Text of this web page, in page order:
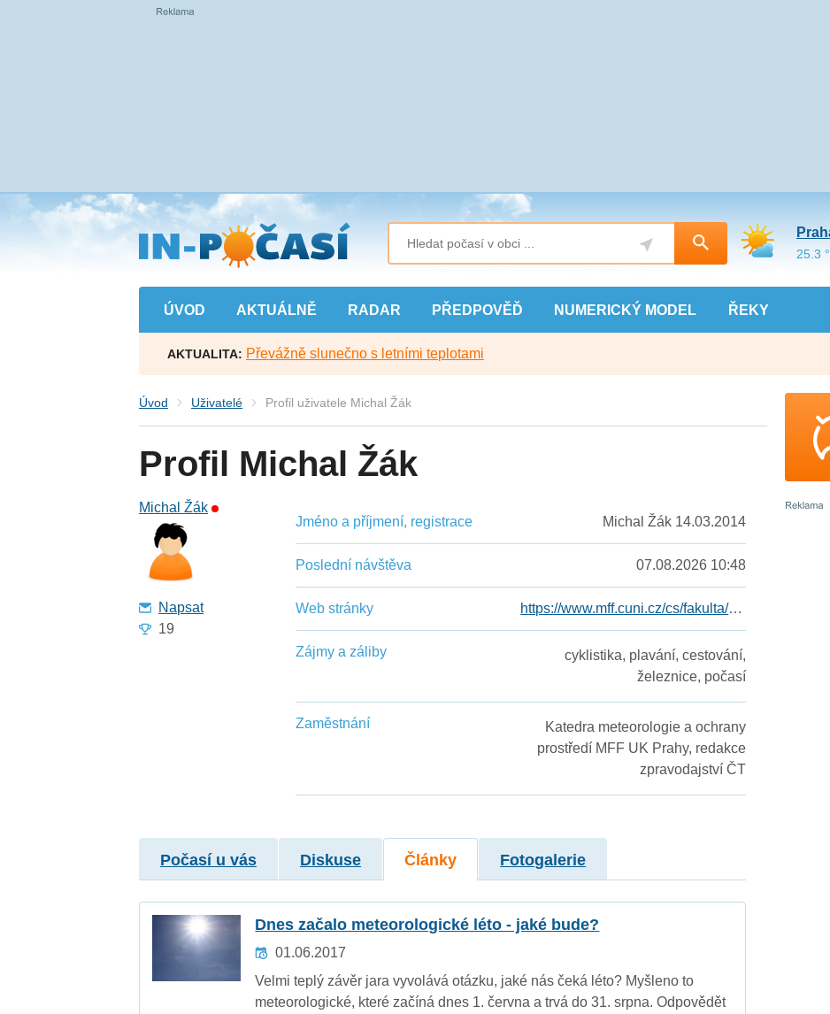
Přejít
na
hlavní
obsah
ÚVOD AKTUÁLNĚ RADAR PŘEDPOVĚĎ NUMERICKÝ MODEL ŘEKY
25.3
AKTUALITA: Převážně slunečno s letními teplotami
Úvod Uživatelé Profil uživatele Michal Žák
Profil Michal Žák
Michal Žák
Napsat
19
Jméno a příjmení, registrace Michal Žák 14.03.2014
Poslední návštěva 07.08.2026 10:48
Web stránky https://www.mff.cuni.cz/cs/fakulta/organizacni-struktura/lide?hdl=2658
Zájmy a záliby
cyklistika, plavání, cestování,
železnice, počasí
Zaměstnání
Katedra meteorologie a ochrany
prostředí MFF UK Prahy, redakce
zpravodajství ČT
Počasí u vás Diskuse Články Fotogalerie
Dnes začalo meteorologické léto - jaké bude?
01.06.2017
Velmi teplý závěr jara vyvolává otázku, jaké nás čeká léto? Myšleno to
meteorologické, které začíná dnes 1. června a trvá do 31. srpna. Odpovědět